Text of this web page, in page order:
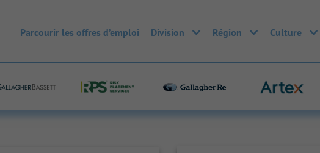
Parcourir les offres d’emploi Division Région Culture